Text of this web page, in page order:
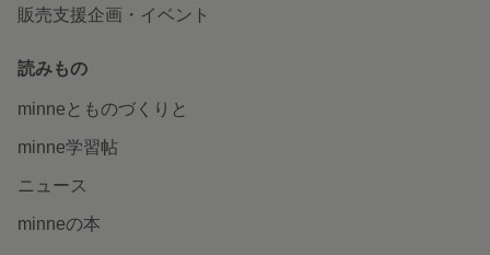
販売支援企画・イベント
読みもの
minneとものづくりと
minne学習帖
ニュース
minneの本